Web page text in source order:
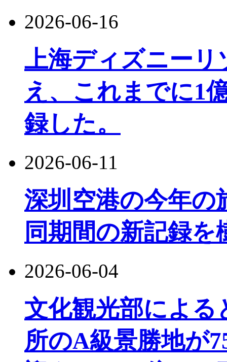
2026-06-16
上海ディズニーリ
え、これまでに1
録した。
2026-06-11
深圳空港の今年の
同期間の新記録を
2026-06-04
文化観光部による
所のA級景勝地が